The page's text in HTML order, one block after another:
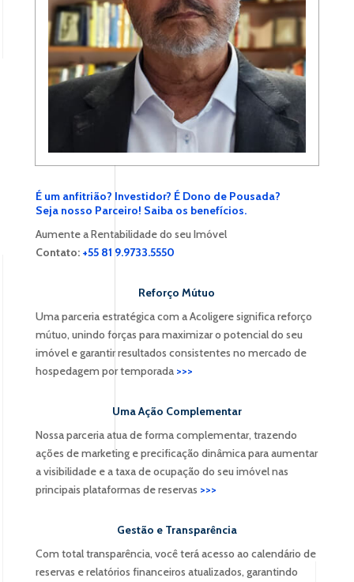
É um anfitrião? Investidor? É Dono de Pousada?
Seja nosso Parceiro! Saiba os benefícios.
Aumente a Rentabilidade do seu Imóvel
Contato: +55 81 9.9733.5550
Reforço Mútuo
Uma parceria estratégica com a Acoligere significa reforço
mútuo, unindo forças para maximizar o potencial do seu
imóvel e garantir resultados consistentes no mercado de
hospedagem por temporada >>>
Uma Ação Complementar
Nossa parceria atua de forma complementar, trazendo
ações de marketing e precificação dinâmica para aumentar
a visibilidade e a taxa de ocupação do seu imóvel nas
principais plataformas de reservas >>>
Gestão e Transparência
Com total transparência, você terá acesso ao calendário de
reservas e relatórios financeiros atualizados, garantindo